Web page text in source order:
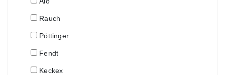
Rauch
Pöttinger
Fendt
Keckex